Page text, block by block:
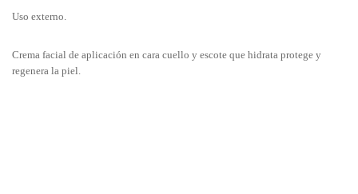
Uso externo.
Crema facial de aplicación en cara cuello y escote que hidrata protege y
regenera la piel.